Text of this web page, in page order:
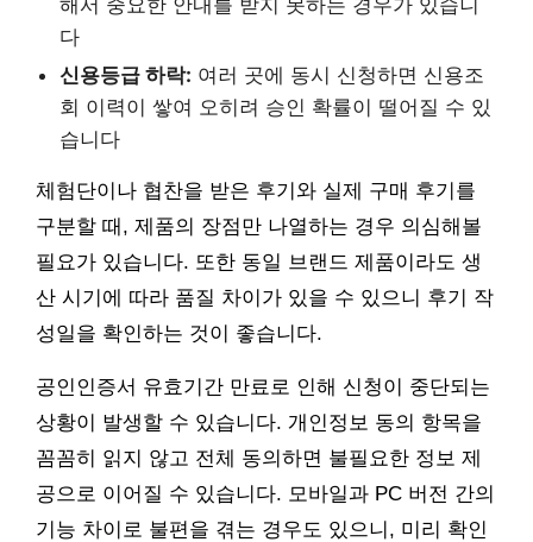
해서 중요한 안내를 받지 못하는 경우가 있습니
다
신용등급 하락: 여러 곳에 동시 신청하면 신용조
회 이력이 쌓여 오히려 승인 확률이 떨어질 수 있
습니다
체험단이나 협찬을 받은 후기와 실제 구매 후기를
구분할 때, 제품의 장점만 나열하는 경우 의심해볼
필요가 있습니다. 또한 동일 브랜드 제품이라도 생
산 시기에 따라 품질 차이가 있을 수 있으니 후기 작
성일을 확인하는 것이 좋습니다.
공인인증서 유효기간 만료로 인해 신청이 중단되는
상황이 발생할 수 있습니다. 개인정보 동의 항목을
꼼꼼히 읽지 않고 전체 동의하면 불필요한 정보 제
공으로 이어질 수 있습니다. 모바일과 PC 버전 간의
기능 차이로 불편을 겪는 경우도 있으니, 미리 확인